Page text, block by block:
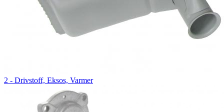
2 - Drivstoff, Eksos, Varmer